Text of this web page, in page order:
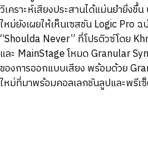
วิเคราะห์เสียงประสานได้แม่นยำยิ่ง
ใหม่ยังเผยให้เห็นเซสชัน Logic Pro
“Shoulda Never” ที่โปรดิวซ์โดย
และ MainStage โหมด Granular
ของการออกแบบเสียง พร้อมด้วย
ใหม่ที่มาพร้อมคอลเลกชันลูปและพรี